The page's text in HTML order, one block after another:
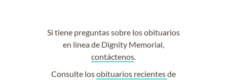
Si tiene preguntas sobre los obituarios
en línea de Dignity Memorial,
contáctenos.
Consulte losobituarios recientesde